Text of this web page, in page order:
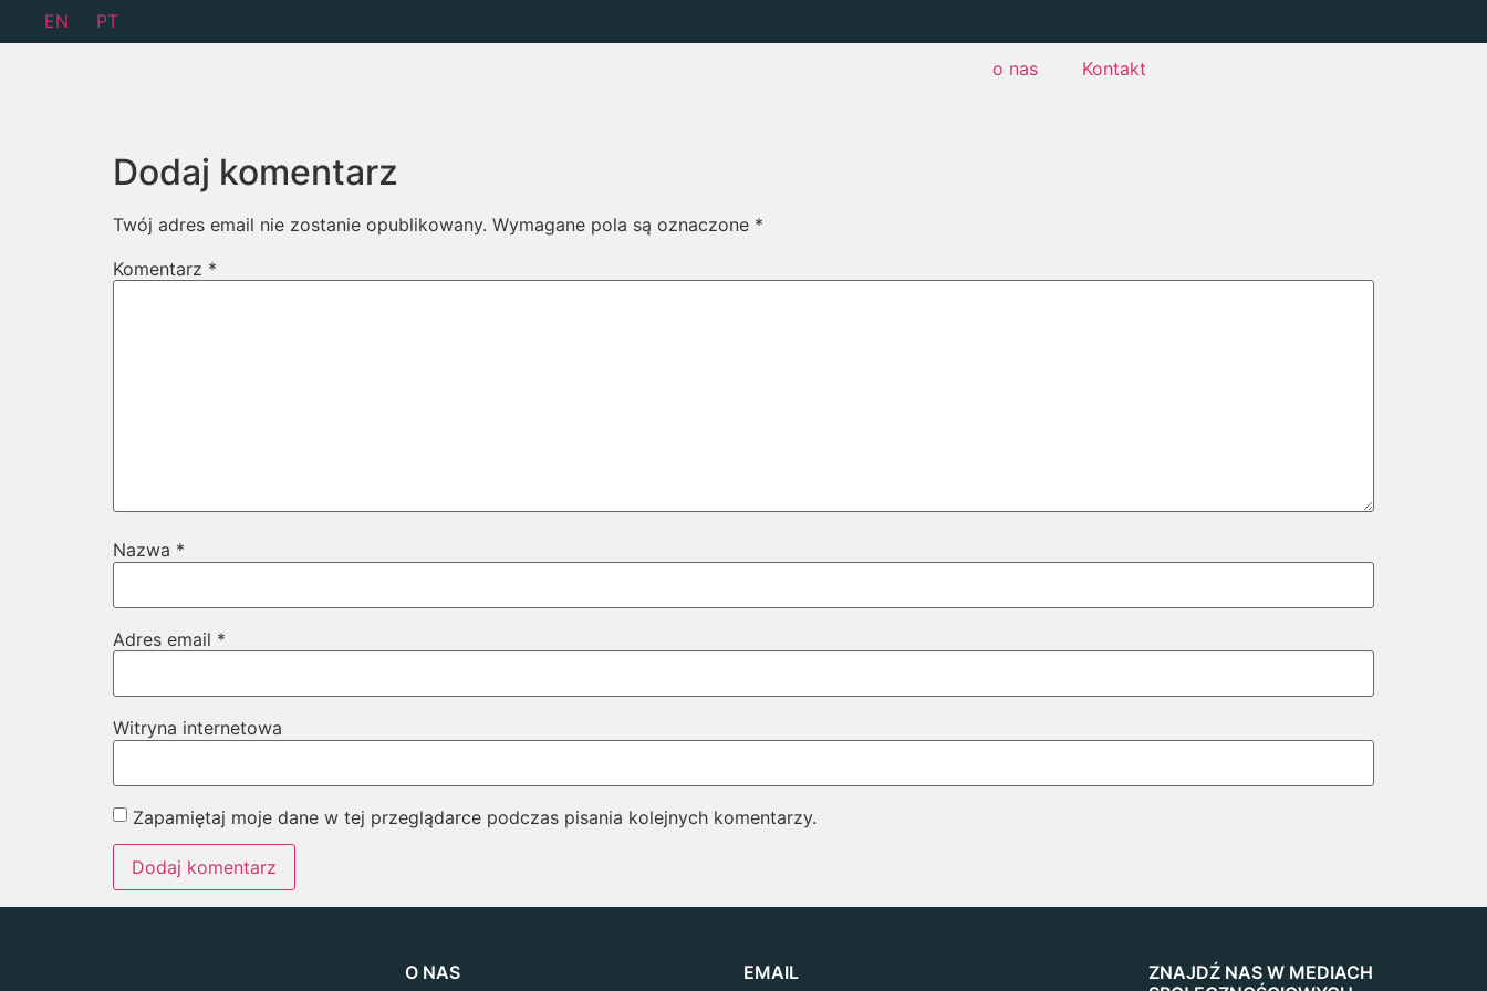
EN PT
o nas Kontakt
Dodaj komentarz
Twój adres email nie zostanie opublikowany. Wymagane pola są oznaczone *
Komentarz *
Nazwa *
Adres email *
Witryna internetowa
Zapamiętaj moje dane w tej przeglądarce podczas pisania kolejnych komentarzy.
O NAS EMAIL
ZNAJDŹ NAS W MEDIACH